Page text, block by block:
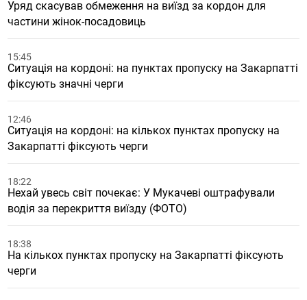
Уряд скасував обмеження на виїзд за кордон для
частини жінок-посадовиць
15:45
Ситуація на кордоні: на пунктах пропуску на Закарпатті
фіксують значні черги
12:46
Ситуація на кордоні: на кількох пунктах пропуску на
Закарпатті фіксують черги
18:22
Нехай увесь світ почекає: У Мукачеві оштрафували
водія за перекриття виїзду (ФОТО)
18:38
На кількох пунктах пропуску на Закарпатті фіксують
черги